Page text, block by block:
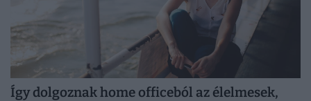
Így dolgoznak home officeból az élelmesek,